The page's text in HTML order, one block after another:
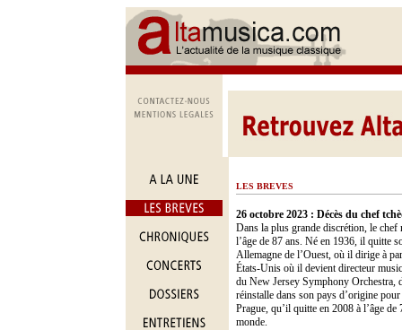
LES BREVES
26 octobre 2023 : Décès du chef
Dans la plus grande discrétion, le
l’âge de 87 ans. Né en 1936, il quitte
Allemagne de l’Ouest, où il dirige à
États-Unis où il devient directeur
du New Jersey Symphony Orchestra,
réinstalle dans son pays d’origine
Prague, qu’il quitte en 2008 à l’âge
monde.